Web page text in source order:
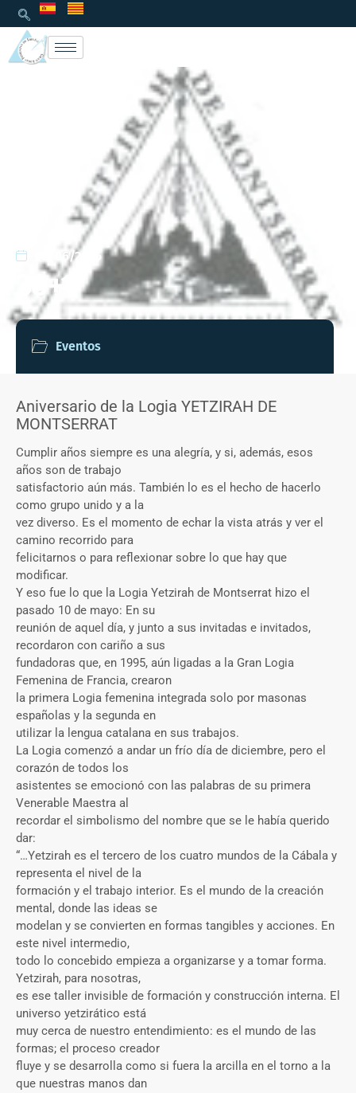
08/06/2026
30+1
Eventos
Aniversario de la Logia YETZIRAH DE
MONTSERRAT
Cumplir años siempre es una alegría, y si, además, esos
años son de trabajo
satisfactorio aún más. También lo es el hecho de hacerlo
como grupo unido y a la
vez diverso. Es el momento de echar la vista atrás y ver el
camino recorrido para
felicitarnos o para reflexionar sobre lo que hay que
modificar.
Y eso fue lo que la Logia Yetzirah de Montserrat hizo el
pasado 10 de mayo: En su
reunión de aquel día, y junto a sus invitadas e invitados,
recordaron con cariño a sus
fundadoras que, en 1995, aún ligadas a la Gran Logia
Femenina de Francia, crearon
la primera Logia femenina integrada solo por masonas
españolas y la segunda en
utilizar la lengua catalana en sus trabajos.
La Logia comenzó a andar un frío día de diciembre, pero el
corazón de todos los
asistentes se emocionó con las palabras de su primera
Venerable Maestra al
recordar el simbolismo del nombre que se le había querido
dar:
“…Yetzirah es el tercero de los cuatro mundos de la Cábala y
representa el nivel de la
formación y el trabajo interior. Es el mundo de la creación
mental, donde las ideas se
modelan y se convierten en formas tangibles y acciones. En
este nivel intermedio,
todo lo concebido empieza a organizarse y a tomar forma.
Yetzirah, para nosotras,
es ese taller invisible de formación y construcción interna. El
universo yetzirático está
muy cerca de nuestro entendimiento: es el mundo de las
formas; el proceso creador
fluye y se desarrolla como si fuera la arcilla en el torno a la
que nuestras manos dan